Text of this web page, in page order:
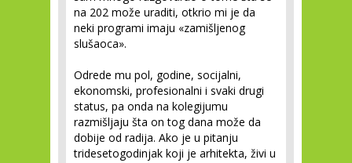
na 202 može uraditi, otkrio mi je da
neki programi imaju «zamišljenog
slušaoca».
Odrede mu pol, godine, socijalni,
ekonomski, profesionalni i svaki drugi
status, pa onda na kolegijumu
razmišljaju šta on tog dana može da
dobije od radija. Ako je u pitanju
tridesetogodinjak koji je arhitekta, živi u